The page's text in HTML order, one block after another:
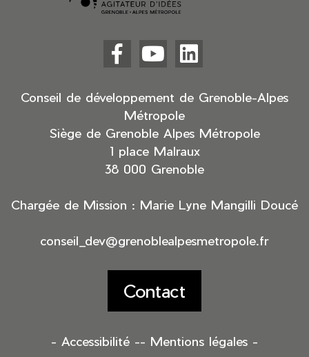
Facebook
fenêtre)
 YouTube
fenêtre)
 LinkedIn
fenêtre)

Conseil de développement de Grenoble-Alpes
Métropole
Siège de Grenoble Alpes Métropole
1 place Malraux
38 000 Grenoble
Chargée de Mission : Marie Lyne Mangilli Doucé
conseil_dev@grenoblealpesmetropole.fr
Contact
- Accessibilité -- Mentions légales -